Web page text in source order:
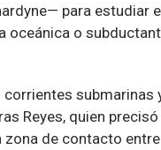
para estudiar
oceánica o
submarinas
Reyes, quien precisó
de contacto